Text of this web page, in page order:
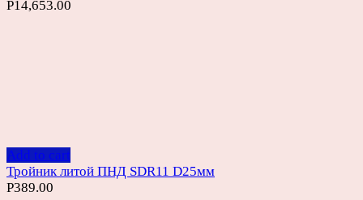
Р14,653.00
Add to cart
Тройник литой ПНД SDR11 D25мм
Р389.00